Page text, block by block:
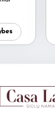
product
multiple
options